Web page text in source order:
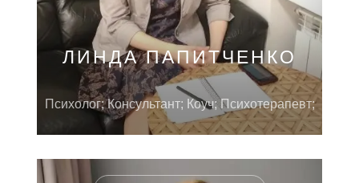
ЛИНДА ПАПИТЧЕНКО
Психолог; Консультант; Коуч; Психотерапевт;